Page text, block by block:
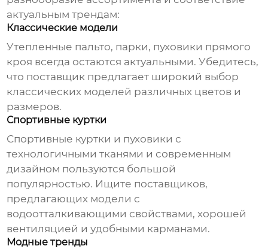
актуальным трендам:
Классические модели
Утепленные пальто, парки, пуховики прямого
кроя всегда остаются актуальными. Убедитесь,
что поставщик предлагает широкий выбор
классических моделей различных цветов и
размеров.
Спортивные куртки
Спортивные куртки и пуховики с
технологичными тканями и современным
дизайном пользуются большой
популярностью. Ищите поставщиков,
предлагающих модели с
водоотталкивающими свойствами, хорошей
вентиляцией и удобными карманами.
Модные тренды